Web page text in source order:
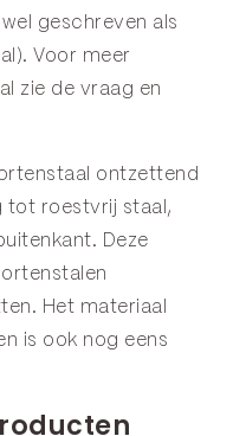
geschreven als
Voor meer
zie de vraag en
ontzettend
tot roestvrij staal,
Deze
Het materiaal
is ook nog eens